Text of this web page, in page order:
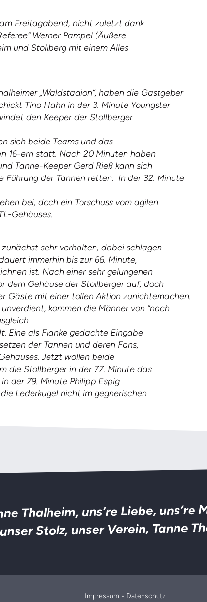
Freitagabend, nicht zuletzt dank
Werner Pampel (Äußere
und Stollberg mit einem Alles
„Waldstadion“, haben die Gastgeber
Tino Hahn in der 3. Minute Youngster
den Keeper der Stollberger
sich beide Teams und das
16-ern statt. Nach 20 Minuten haben
Tanne-Keeper Gerd Rieß kann sich
Führung der Tannen retten. In der 32. Minute
bei, doch ein Torschuss vom agilen
Gehäuses.
sehr verhalten, dabei schlagen
immerhin bis zur 66. Minute,
ist. Nach einer sehr gelungenen
dem Gehäuse der Stollberger auf, doch
Gäste mit einer tollen Aktion zunichtemachen.
kommen die Männer von “nach
Eine als Flanke gedachte Eingabe
der Tannen und deren Fans,
Jetzt wollen beide
die Stollberger in der 77. Minute das
der 79. Minute Philipp Espig
Lederkugel nicht im gegnerischen
Thalheim, uns’re Liebe, uns’re
unser Stolz, unser Verein, Tanne
Impressum • Datenschutz